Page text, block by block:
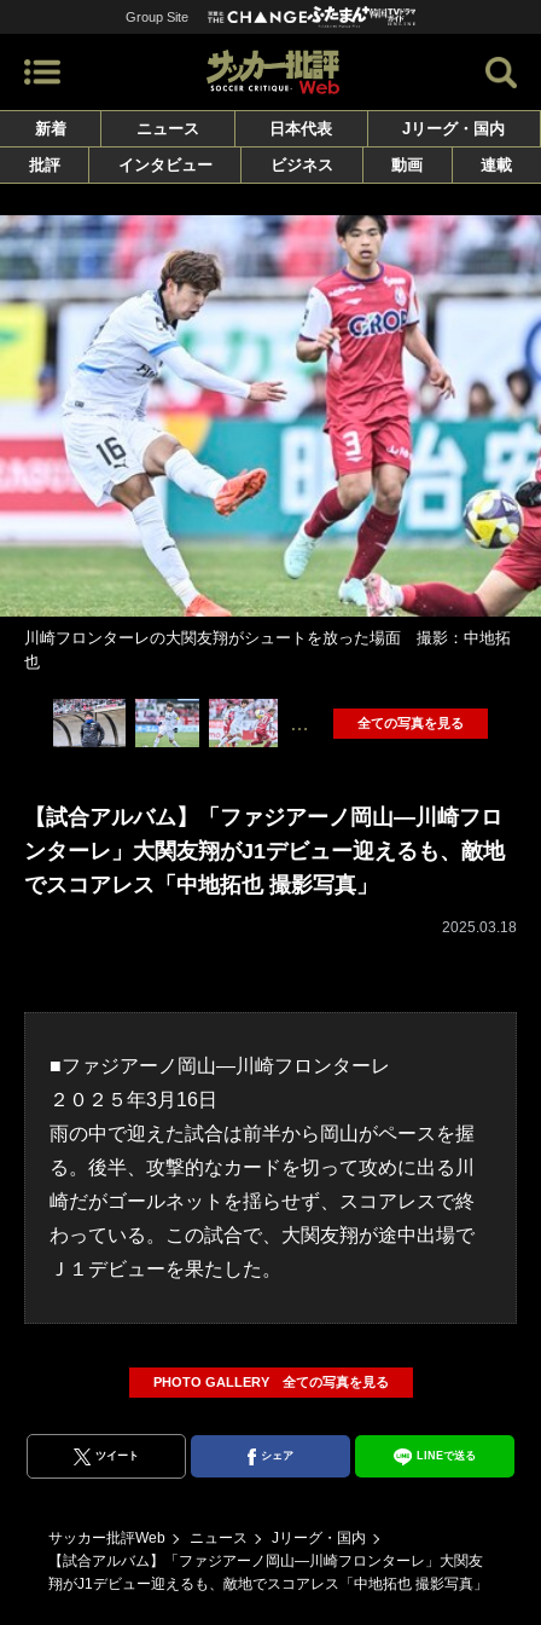
Group Site
新着 ニュース 日本代表
Jリーグ・国内
批評
インタビュー ビジネス 動画 連載
川崎フロンターレの大関友翔がシュートを放った場面 撮影：中地拓
也
… 全ての写真を見る
【試合アルバム】「ファジアーノ岡山―川崎フロ
ンターレ」大関友翔がJ1デビュー迎えるも、敵地
でスコアレス「中地拓也 撮影写真」
2025.03.18
■ファジアーノ岡山―川崎フロンターレ
２０２５年3月16日
雨の中で迎えた試合は前半から岡山がペースを握
る。後半、攻撃的なカードを切って攻めに出る川
崎だがゴールネットを揺らせず、スコアレスで終
わっている。この試合で、大関友翔が途中出場で
Ｊ１デビューを果たした。
PHOTO GALLERY 全ての写真を見る
ツイート シェア LINEで送る
サッカー批評Web ニュース
Jリーグ・国内
【試合アルバム】「ファジアーノ岡山―川崎フロンターレ」大関友
翔がJ1デビュー迎えるも、敵地でスコアレス「中地拓也 撮影写真」